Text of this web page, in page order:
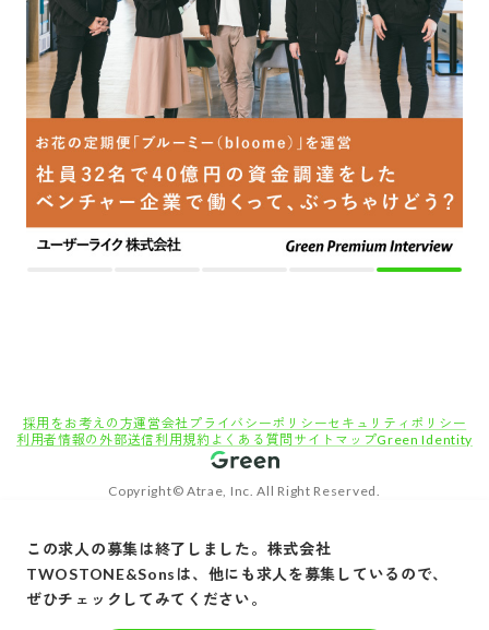
この求人の募集は終了しました。 株式会社
TWOSTONE&Sons は、他にも求人を募集しているので、
ぜひチェックしてみてください。
採用をお考えの方運営会社 プライバシーポリシーセキュリティポリシー
利用者情報の外部送信利用規約 よくある質問 サイトマップGreen Identity
Copyright© Atrae, Inc. All Right Reserved.
【キャリアチェンジ歓迎/上場会社勤務】採用戦略から実行まで一気通貫の人事業務をお
任せします！